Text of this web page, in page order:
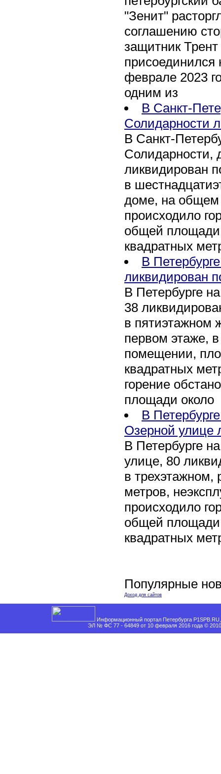
"Зенит"
соглашению
защитник
присоединился
феврале 2023
одним из
В Санкт-
Солидарности
В Санкт-
Солидарности,
ликвидирован
в
доме, на общем
происходило
общей площади
квадратных
В
ликвидирован
В Петербурге
38
в пятиэтажном
первом этаже,
помещении,
квадратных
горение
площади около
В
Озерной улице
В Петербурге
улице, 80
в трехэтажном,
метров,
происходило
общей площади
квадратных
Популярные
Доход для сайтов
Информационный портал Петербурга
ЭЛ № ФС 77 - 64849 от 10 февраля 2016 года ©